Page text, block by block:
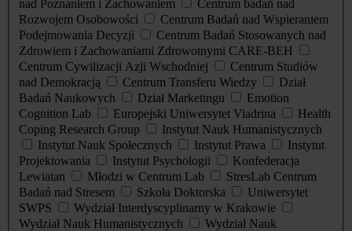
nad Poznaniem i Zachowaniem
Centrum badań nad
Rozwojem Osobowości
Centrum Badań nad Wspieraniem
Podejmowania Decyzji
Centrum Badań Stosowanych nad
Zdrowiem i Zachowaniami Zdrowotnymi CARE-BEH
Centrum Cywilizacji Azji Wschodniej
Centrum Studiów
nad Demokracją
Centrum Transferu Wiedzy
Dział
Badań Naukowych
Dział Marketingu
Emotion
Cognition Lab
Europejski Uniwersytet Viadrina
Health
Coping Research Group
Instytut Nauk Humanistycznych
Instytut Nauk Społecznych
Instytut Prawa
Instytut
Projektowania
Instytut Psychologii
Konfederacja
Lewiatan
Młodzi w Centrum Lab
StresLab Centrum
Badań nad Stresem
Szkoła Doktorska
Uniwersytet
SWPS
Wydział Interdyscyplinarny w Krakowie
Wydział Nauk Humanistycznych
Wydział Nauk